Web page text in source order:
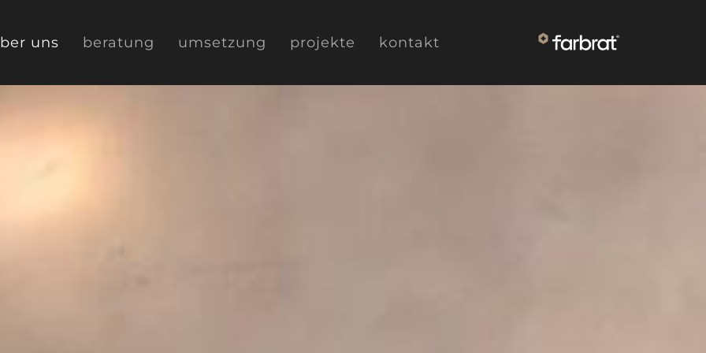
uns beratung umsetzung projekte kontakt